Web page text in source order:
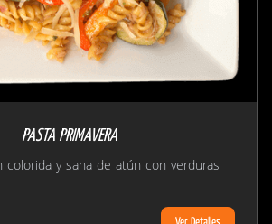
PASTA PRIMAVERA
colorida y sana de atún con verduras